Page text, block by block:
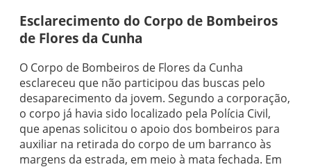
Esclarecimento do Corpo de Bombeiros
de Flores da Cunha
O Corpo de Bombeiros de Flores da Cunha
esclareceu que não participou das buscas pelo
desaparecimento da jovem. Segundo a corporação,
o corpo já havia sido localizado pela Polícia Civil,
que apenas solicitou o apoio dos bombeiros para
auxiliar na retirada do corpo de um barranco às
margens da estrada, em meio à mata fechada. Em